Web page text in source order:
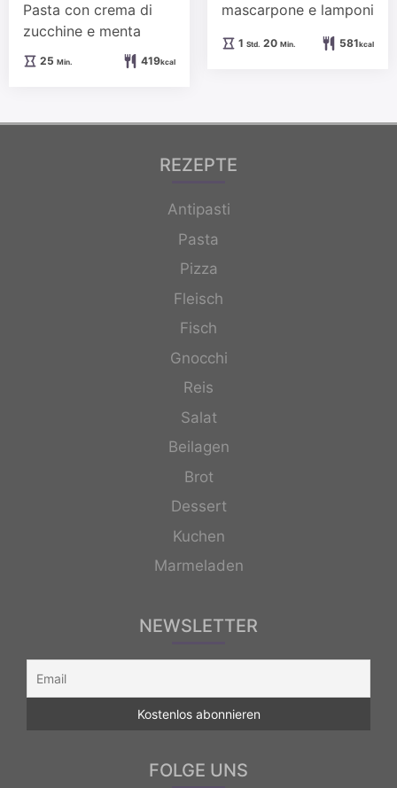
Pasta con crema di
zucchine e menta
25Minuten
Min. 419kcal
mascarpone e lamponi
1Stunde
Std. 20Minuten
Min. 581kcal
REZEPTE
Antipasti
Pasta
Pizza
Fleisch
Fisch
Gnocchi
Reis
Salat
Beilagen
Brot
Dessert
Kuchen
Marmeladen
NEWSLETTER
FOLGE UNS